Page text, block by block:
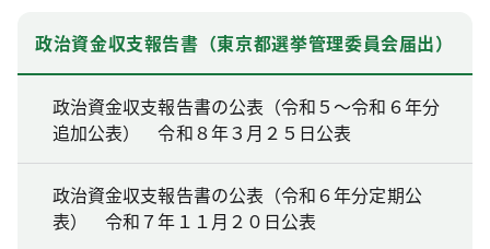
政治資金収支報告書（東京都選挙管理委員会届出）
政治資金収支報告書の公表（令和５～令和６年分
追加公表） 令和８年３月２５日公表
政治資金収支報告書の公表（令和６年分定期公
表） 令和７年１１月２０日公表